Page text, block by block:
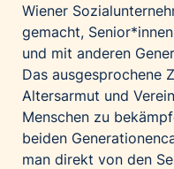
Wiener
gemacht,
und mit anderen
Das ausgesprochene
Altersarmut und
Menschen zu
beiden
man direkt von den